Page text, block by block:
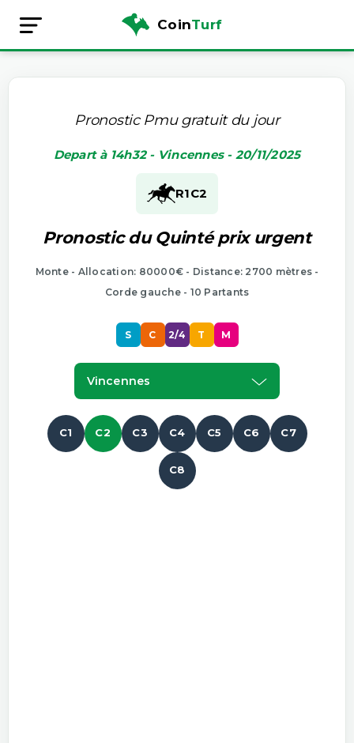
CoinTurf
Pronostic Pmu gratuit du jour
Depart à 14h32 - Vincennes - 20/11/2025
R1C2
Pronostic du Quinté prix urgent
Monte - Allocation: 80000€ - Distance: 2700 mètres -
Corde gauche - 10 Partants
S C 2/4 T M
Vincennes
C1 C2 C3 C4 C5 C6 C7
C8